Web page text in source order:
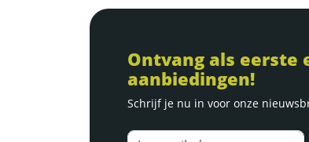
Ontvang als eerste
aanbiedingen!
Schrijf je nu in voor onze
Je e-mailadres